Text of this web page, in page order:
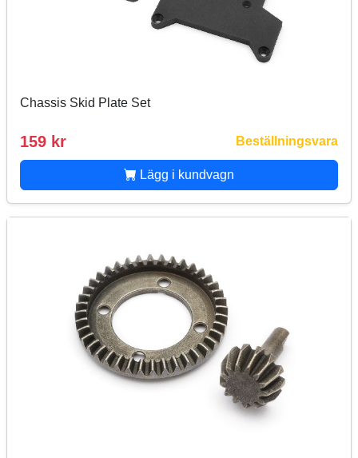
Chassis Skid Plate Set
159 kr Beställningsvara
Lägg i kundvagn